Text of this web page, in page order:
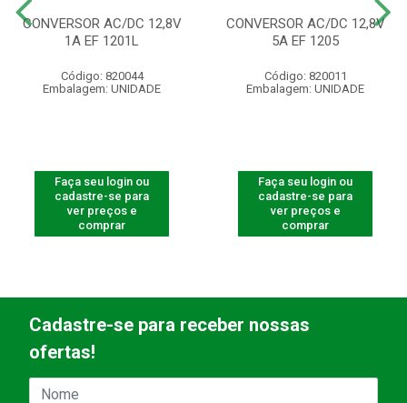
CONVERSOR AC/DC 12,8V
1A EF 1201L
Código: 820044
Embalagem: UNIDADE
Faça seu login ou
cadastre-se para
ver preços e
comprar
CONVERSOR AC/DC 12,8V
5A EF 1205
Código: 820011
Embalagem: UNIDADE
Faça seu login ou
cadastre-se para
ver preços e
comprar
Cadastre-se para receber nossas
ofertas!